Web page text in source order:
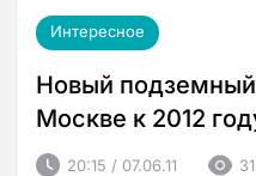
Интересное
Новый подземный
Москве к 2012
20:15 / 07.06.11